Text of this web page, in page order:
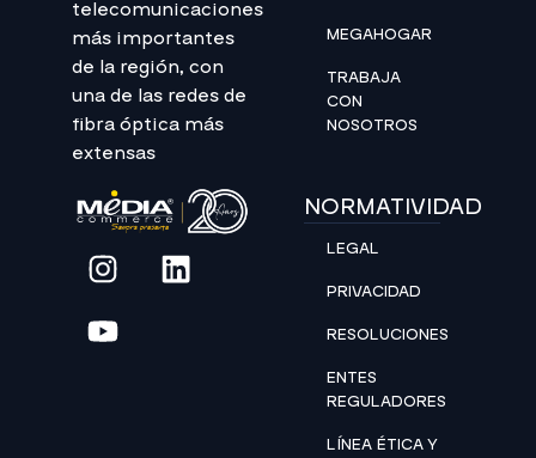
telecomunicaciones
más importantes
de la región, con
una de las redes de
fibra óptica más
extensas
MEGAHOGAR
TRABAJA
CON
NOSOTROS
NORMATIVIDAD
LEGAL
PRIVACIDAD
RESOLUCIONES
ENTES
REGULADORES
LÍNEA ÉTICA Y